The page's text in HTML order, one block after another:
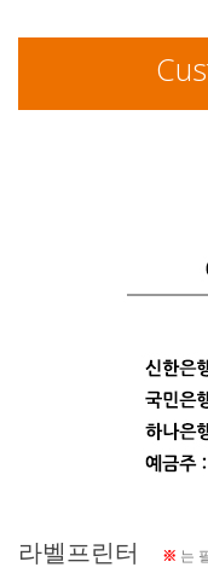
라벨프린터 ※ 는